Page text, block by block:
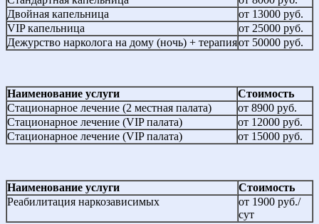
Двойная капельница
от 13000 руб.
VIP капельница
от 25000 руб.
Дежурство нарколога на дому (ночь) + терапияот 50000 руб.
Наименование услуги
Стоимость
Стационарное лечение (2 местная палата)
от 8900 руб.
Стационарное лечение (VIP палата)
от 12000 руб.
Стационарное лечение (VIP палата)
от 15000 руб.
Наименование услуги
Стоимость
Реабилитация наркозависимых
от 1900 руб./
сут